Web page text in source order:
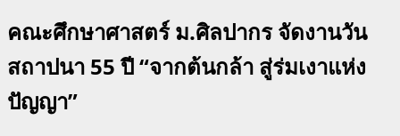
คณะศึกษาศาสตร์ ม.ศิลปากร จัดงานวัน
สถาปนา 55 ปี “จากต้นกล้า สู่ร่มเงาแห่ง
ปัญญา”